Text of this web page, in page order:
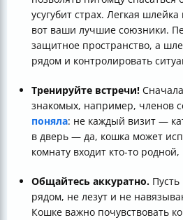
усугубит страх. Легкая
вот ваши лучшие союзники.
защитное пространство, а
рядом и контролировать
Тренируйте встречи!
знакомых, например, членов
поняла: не каждый визит —
в дверь — да, кошка может
комнату входит кто-то
Общайтесь аккуратно. Пусть
рядом, не лезут и не
Кошке важно почувствовать